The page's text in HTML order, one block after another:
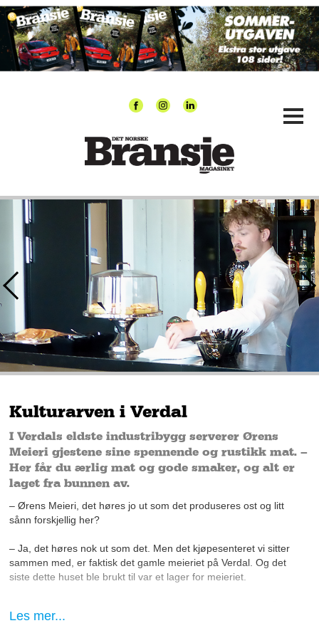
Kulturarven i Verdal
I Verdals eldste industribygg serverer Ørens
Meieri gjestene sine spennende og rustikk mat. –
Her får du ærlig mat og gode smaker, og alt er
laget fra bunnen av.
– Ørens Meieri, det høres jo ut som det produseres ost og litt
sånn forskjellig her?
– Ja, det høres nok ut som det. Men det kjøpesenteret vi sitter
sammen med, er faktisk det gamle meieriet på Verdal. Og det
siste dette huset ble brukt til var et lager for meieriet.
dagtid fungerer den som en lunsjrestaurant og café.
Les mer...